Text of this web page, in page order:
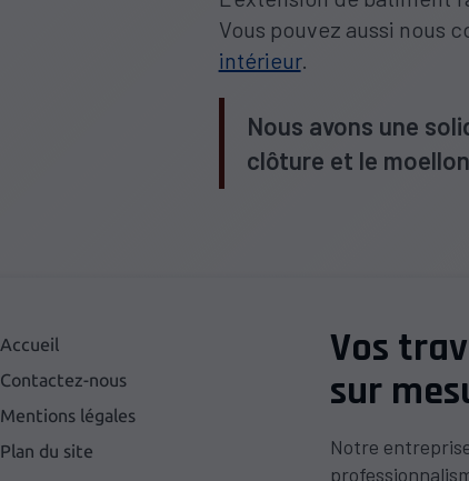
Vous pouvez aussi nous
intérieur.
Nous avons une
clôture et le
Accueil
Contactez-nous
Mentions légales
Plan du site
Vos
sur
Notre